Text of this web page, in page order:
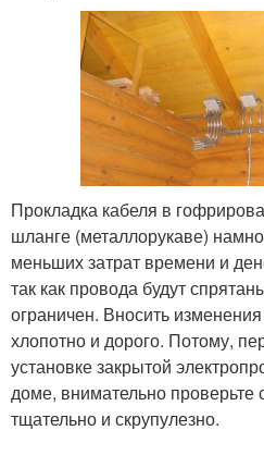
Прокладка кабеля в
шланге (металлорукаве)
меньших затрат времени и
так как провода будут
ограничен. Вносить
хлопотно и дорого. Потому,
установке закрытой
доме, внимательно проверьте
тщательно и скрупулезно.